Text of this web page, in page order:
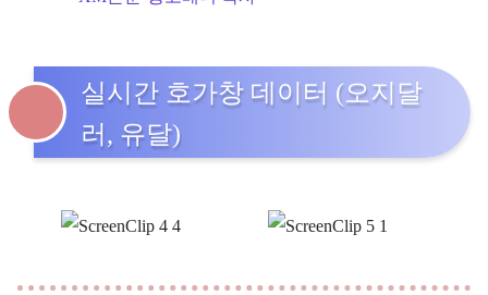
실시간 호가창 데이터 (오지달
러, 유달)